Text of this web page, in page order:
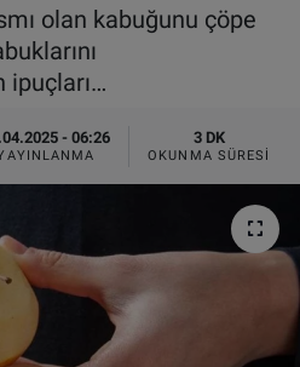
olan kabuğunu çöpe
ipuçları…
- 06:26 3 DK
OKUNMA SÜRESI
ve Fikstür